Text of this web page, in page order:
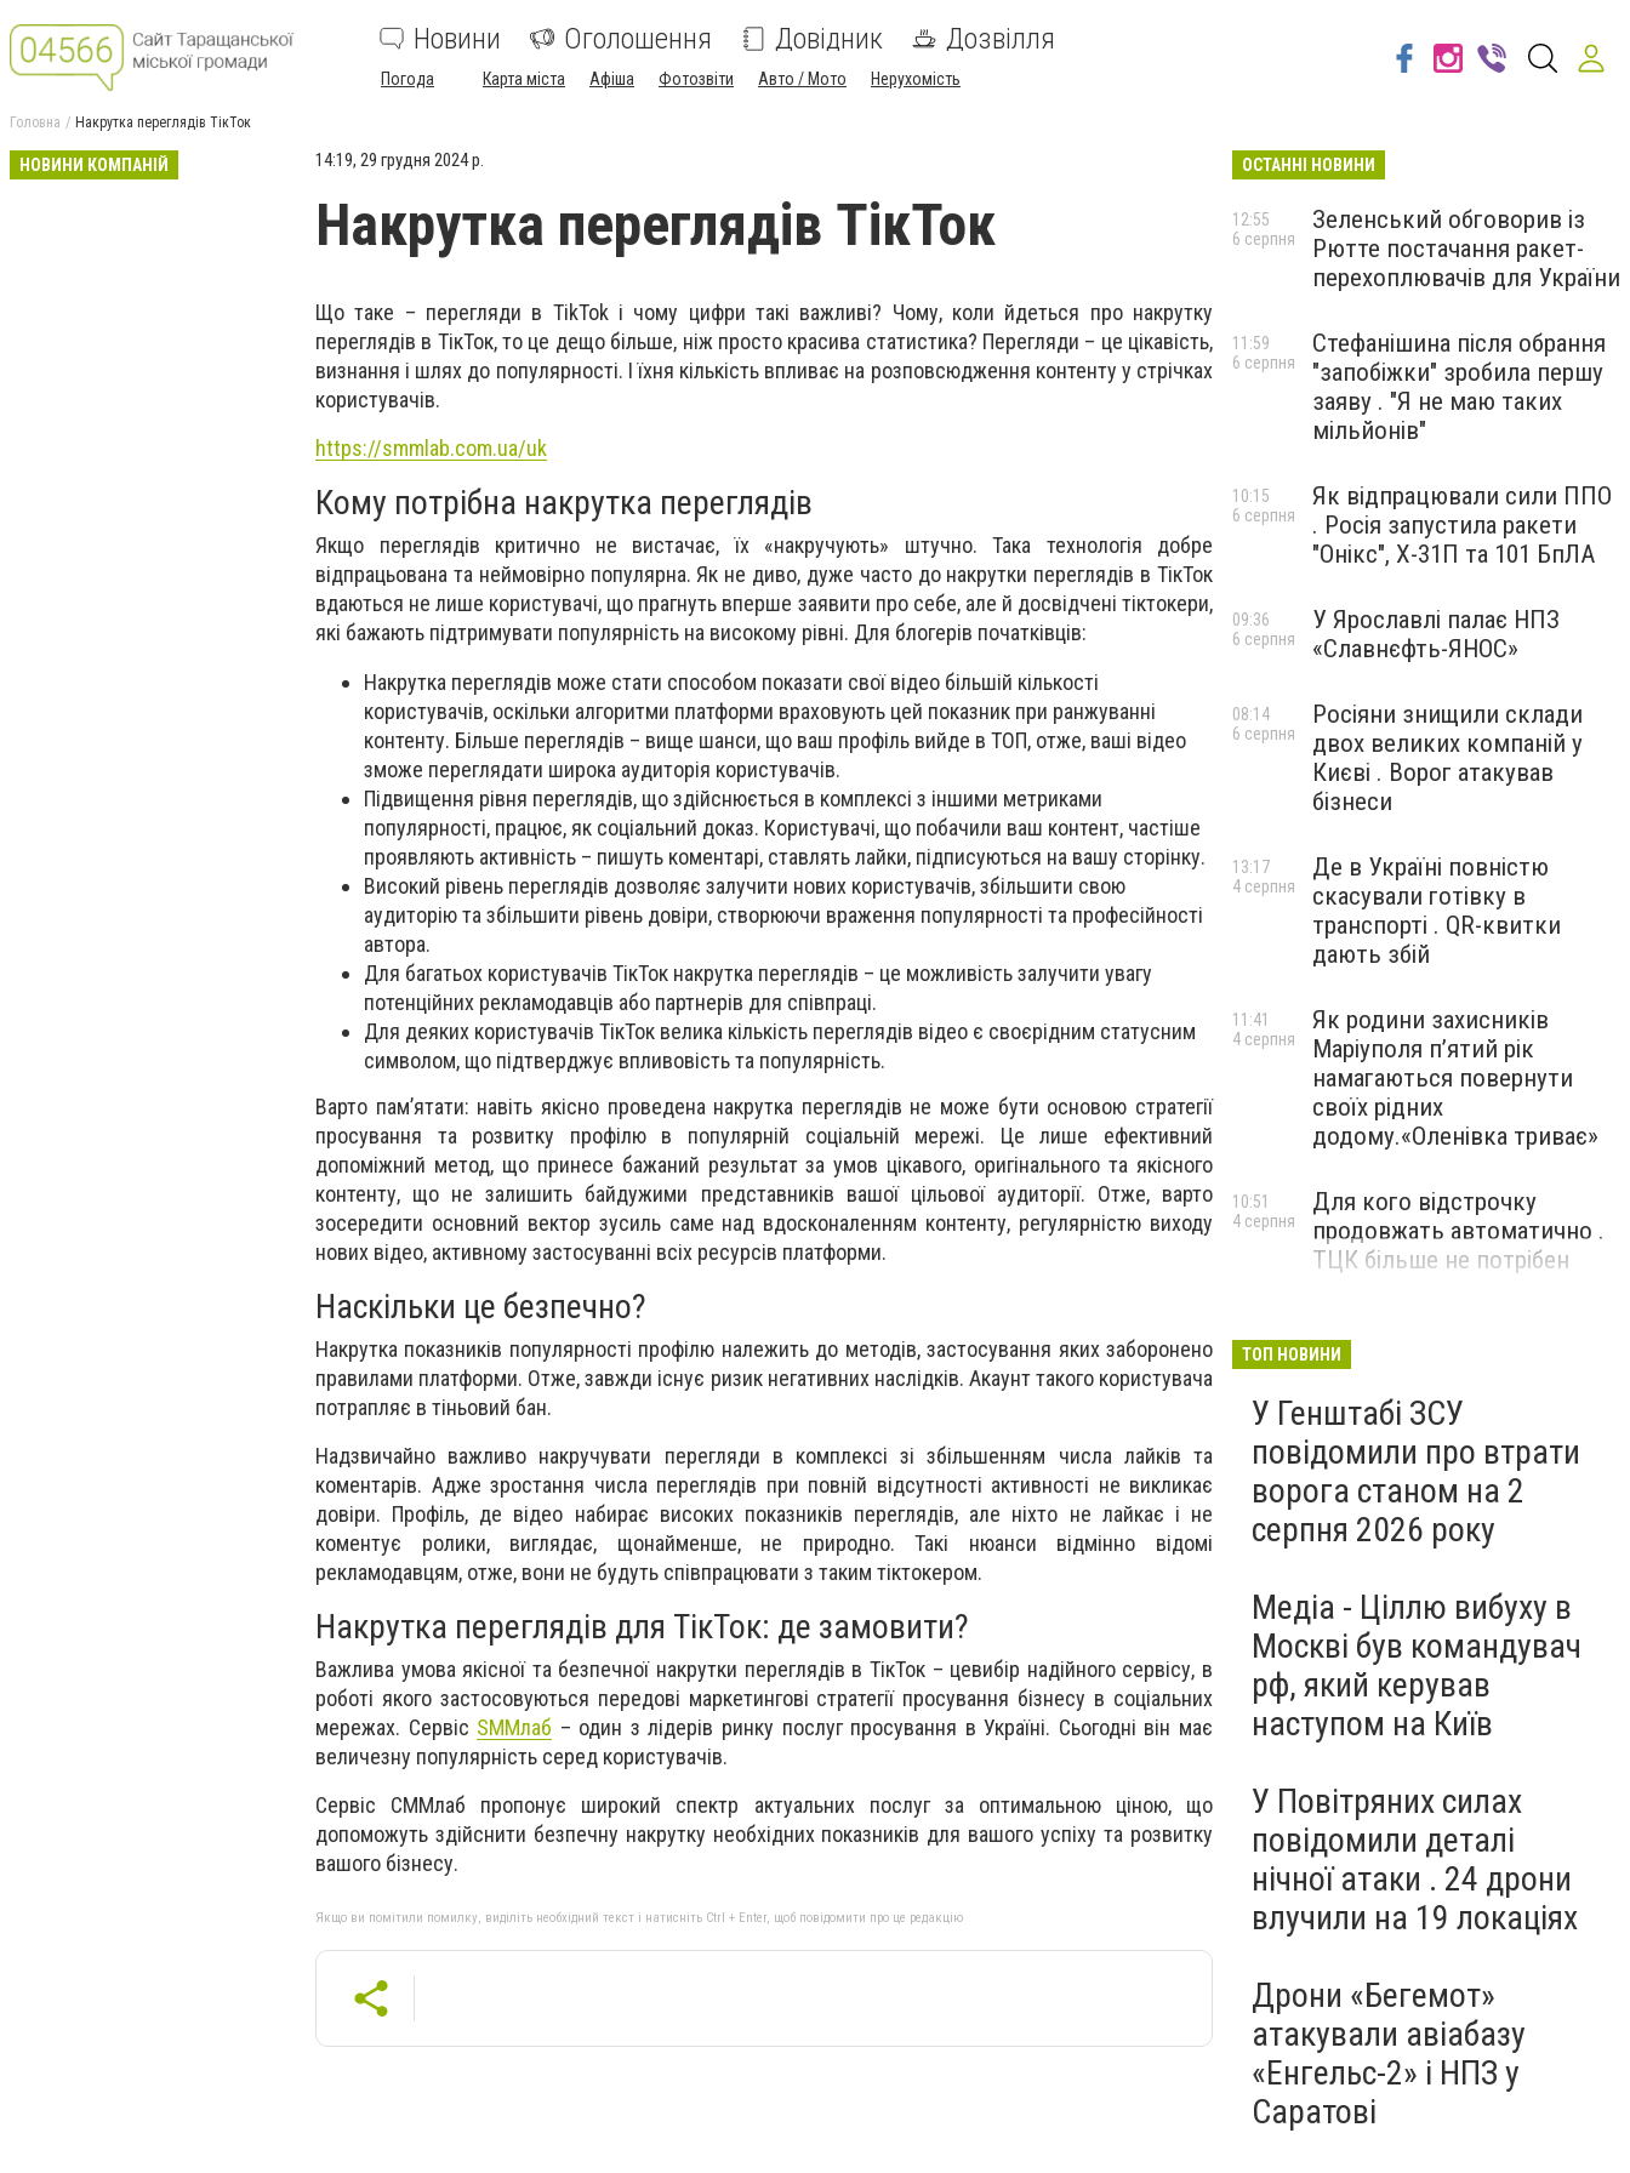
Новини Оголошення Довідник Дозвілля
Погода Карта міста Афіша Фотозвіти Авто / Мото Нерухомість
Головна Накрутка переглядів ТікТок
НОВИНИ КОМПАНІЙ 14:19, 29 грудня 2024 р.
Накрутка переглядів ТікТок
Що таке – перегляди в TikTok і чому цифри такі важливі? Чому, коли йдеться про накрутку
переглядів в ТікТок, то це дещо більше, ніж просто красива статистика? Перегляди – це цікавість,
визнання і шлях до популярності. І їхня кількість впливає на розповсюдження контенту у стрічках
користувачів.
https://smmlab.com.ua/uk
Кому потрібна накрутка переглядів
Якщо переглядів критично не вистачає, їх «накручують» штучно. Така технологія добре
відпрацьована та неймовірно популярна. Як не диво, дуже часто до накрутки переглядів в ТікТок
вдаються не лише користувачі, що прагнуть вперше заявити про себе, але й досвідчені тіктокери,
які бажають підтримувати популярність на високому рівні. Для блогерів початківців:
Накрутка переглядів може стати способом показати свої відео більшій кількості
користувачів, оскільки алгоритми платформи враховують цей показник при ранжуванні
контенту. Більше переглядів – вище шанси, що ваш профіль вийде в ТОП, отже, ваші відео
зможе переглядати широка аудиторія користувачів.
Підвищення рівня переглядів, що здійснюється в комплексі з іншими метриками
популярності, працює, як соціальний доказ. Користувачі, що побачили ваш контент, частіше
проявляють активність – пишуть коментарі, ставлять лайки, підписуються на вашу сторінку.
Високий рівень переглядів дозволяє залучити нових користувачів, збільшити свою
аудиторію та збільшити рівень довіри, створюючи враження популярності та професійності
автора.
Для багатьох користувачів ТікТок накрутка переглядів – це можливість залучити увагу
потенційних рекламодавців або партнерів для співпраці.
Для деяких користувачів ТікТок велика кількість переглядів відео є своєрідним статусним
символом, що підтверджує впливовість та популярність.
Варто пам’ятати: навіть якісно проведена накрутка переглядів не може бути основою стратегії
просування та розвитку профілю в популярній соціальній мережі. Це лише ефективний
допоміжний метод, що принесе бажаний результат за умов цікавого, оригінального та якісного
контенту, що не залишить байдужими представників вашої цільової аудиторії. Отже, варто
зосередити основний вектор зусиль саме над вдосконаленням контенту, регулярністю виходу
нових відео, активному застосуванні всіх ресурсів платформи.
Наскільки це безпечно?
Накрутка показників популярності профілю належить до методів, застосування яких заборонено
правилами платформи. Отже, завжди існує ризик негативних наслідків. Акаунт такого користувача
потрапляє в тіньовий бан.
Надзвичайно важливо накручувати перегляди в комплексі зі збільшенням числа лайків та
коментарів. Адже зростання числа переглядів при повній відсутності активності не викликає
довіри. Профіль, де відео набирає високих показників переглядів, але ніхто не лайкає і не
коментує ролики, виглядає, щонайменше, не природно. Такі нюанси відмінно відомі
рекламодавцям, отже, вони не будуть співпрацювати з таким тіктокером.
Накрутка переглядів для ТікТок: де замовити?
Важлива умова якісної та безпечної накрутки переглядів в ТікТок – цевибір надійного сервісу, в
роботі якого застосовуються передові маркетингові стратегії просування бізнесу в соціальних
мережах. Сервіс SMMлаб – один з лідерів ринку послуг просування в Україні. Сьогодні він має
величезну популярність серед користувачів.
Сервіс СММлаб пропонує широкий спектр актуальних послуг за оптимальною ціною, що
допоможуть здійснити безпечну накрутку необхідних показників для вашого успіху та розвитку
вашого бізнесу.
Якщо ви помітили помилку, виділіть необхідний текст і натисніть Ctrl + Enter, щоб повідомити про це редакцію
ОСТАННІ НОВИНИ
Зеленський обговорив із
Рютте постачання ракет-
перехоплювачів для України
12:55
6 серпня
Стефанішина після обрання
"запобіжки" зробила першу
заяву . "Я не маю таких
мільйонів"
11:59
6 серпня
Як відпрацювали сили ППО
. Росія запустила ракети
"Онікс", Х-31П та 101 БпЛА
10:15
6 серпня
У Ярославлі палає НПЗ
«Славнєфть-ЯНОС»
09:36
6 серпня
Росіяни знищили склади
двох великих компаній у
Києві . Ворог атакував
бізнеси
08:14
6 серпня
Де в Україні повністю
скасували готівку в
транспорті . QR-квитки
дають збій
13:17
4 серпня
Як родини захисників
Маріуполя пʼятий рік
намагаються повернути
своїх рідних
додому.«Оленівка триває»
11:41
4 серпня
Для кого відстрочку
продовжать автоматично .
ТЦК більше не потрібен
10:51
4 серпня
ТОП НОВИНИ
У Генштабі ЗСУ
повідомили про втрати
ворога станом на 2
серпня 2026 року
Медіа - Ціллю вибуху в
Москві був командувач
рф, який керував
наступом на Київ
У Повітряних силах
повідомили деталі
нічної атаки . 24 дрони
влучили на 19 локаціях
Дрони «Бегемот»
атакували авіабазу
«Енгельс-2» і НПЗ у
Саратові